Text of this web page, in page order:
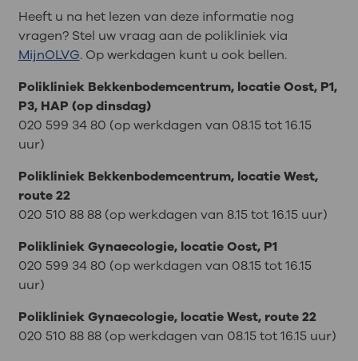
Heeft u na het lezen van deze informatie nog
vragen? Stel uw vraag aan de polikliniek via
MijnOLVG. Op werkdagen kunt u ook bellen.
Polikliniek Bekkenbodemcentrum, locatie Oost, P1,
P3, HAP (op dinsdag)
020 599 34 80 (op werkdagen van 08.15 tot 16.15
uur)
Polikliniek Bekkenbodemcentrum, locatie West,
route 22
020 510 88 88 (op werkdagen van 8.15 tot 16.15 uur)
Polikliniek Gynaecologie, locatie Oost, P1
020 599 34 80 (op werkdagen van 08.15 tot 16.15
uur)
Polikliniek Gynaecologie, locatie West, route 22
020 510 88 88 (op werkdagen van 08.15 tot 16.15 uur)